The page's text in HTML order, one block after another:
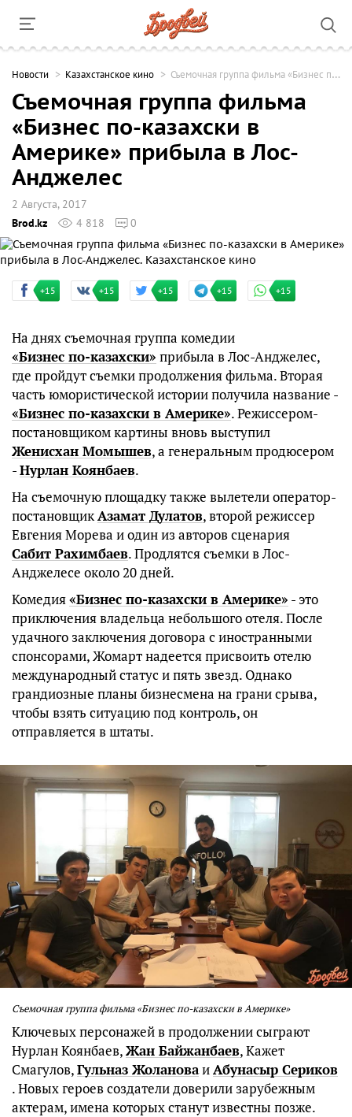
Новости Казахстанское кино Съемочная группа фильма «Бизнес по-казахски в Америке» прибыла в Лос-Анджелес
Съемочная группа фильма
«Бизнес по-казахски в
Америке» прибыла в Лос-
Анджелес
2 Августа, 2017
Brod.kz
4 818 0
+15 +15 +15 +15 +15
На днях съемочная группа комедии
«Бизнес по-казахски» прибыла в Лос-Анджелес,
где пройдут съемки продолжения фильма. Вторая
часть юмористической истории получила название -
«Бизнес по-казахски в Америке». Режиссером-
постановщиком картины вновь выступил
Женисхан Момышев, а генеральным продюсером
-Нурлан Коянбаев.
На съемочную площадку также вылетели оператор-
постановщикАзамат Дулатов, второй режиссер
Евгения Морева и один из авторов сценария
Сабит Рахимбаев. Продлятся съемки в Лос-
Анджелесе около 20 дней.
Комедия«Бизнес по-казахски в Америке» - это
приключения владельца небольшого отеля. После
удачного заключения договора с иностранными
спонсорами, Жомарт надеется присвоить отелю
международный статус и пять звезд. Однако
грандиозные планы бизнесмена на грани срыва,
чтобы взять ситуацию под контроль, он
отправляется в штаты.
Съемочная группа фильма «Бизнес по-казахски в Америке»
Ключевых персонажей в продолжении сыграют
Нурлан Коянбаев,Жан Байжанбаев, Кажет
Смагулов,Гульназ ЖолановаиАбунасыр Сериков
. Новых героев создатели доверили зарубежным
актерам, имена которых станут известны позже.